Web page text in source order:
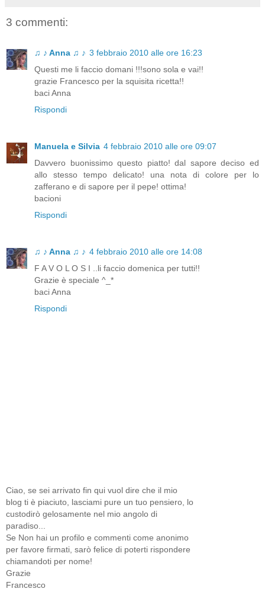
3 commenti:
♫ ♪ Anna ♫ ♪ 3 febbraio 2010 alle ore 16:23
Questi me li faccio domani !!!sono sola e vai!!
grazie Francesco per la squisita ricetta!!
baci Anna
Rispondi
Manuela e Silvia 4 febbraio 2010 alle ore 09:07
Davvero buonissimo questo piatto! dal sapore deciso ed
allo stesso tempo delicato! una nota di colore per lo
zafferano e di sapore per il pepe! ottima!
bacioni
Rispondi
♫ ♪ Anna ♫ ♪ 4 febbraio 2010 alle ore 14:08
F A V O L O S I ..li faccio domenica per tutti!!
Grazie è speciale ^_*
baci Anna
Rispondi
Ciao, se sei arrivato fin qui vuol dire che il mio
blog ti è piaciuto, lasciami pure un tuo pensiero, lo
custodirò gelosamente nel mio angolo di
paradiso...
Se Non hai un profilo e commenti come anonimo
per favore firmati, sarò felice di poterti rispondere
chiamandoti per nome!
Grazie
Francesco